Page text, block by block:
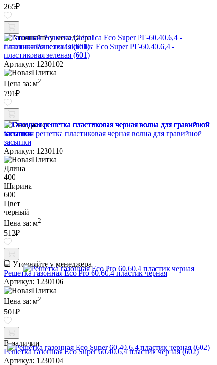
265₽
Уточняйте у менеджера
Газонная Решетка Gidrolica Eco Super РГ-60.40.6,4 -
пластиковая зеленая (601)
Артикул: 1230102
Цена за: м2
791₽
Ожидается
Газонная решетка пластиковая черная волна для гравийной
засыпки
Артикул: 1230110
Длина
400
Ширина
600
Цвет
черный
Цена за: м2
512₽
Уточняйте у менеджера
Решетка газонная Eco Pro 60.60.4 пластик черная
Артикул: 1230106
Цена за: м2
501₽
В наличии
Решетка газонная Eco Super 60.40.6,4 пластик черная (602)
Артикул: 1230104